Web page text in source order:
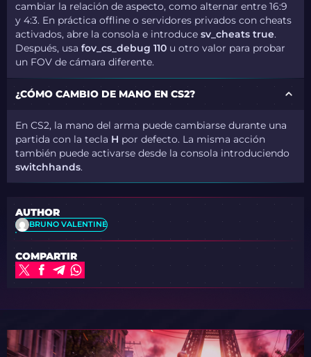
cambiar la relación de aspecto, como alternar entre 16:9
y 4:3. En práctica offline o servidores privados con cheats
activados, abre la consola e introducesv_cheats true.
Después, usafov_cs_debug 110 u otro valor para probar
un FOV de cámara diferente.
¿CÓMO CAMBIO DE MANO EN CS2?
En CS2, la mano del arma puede cambiarse durante una
partida con la tecla H por defecto. La misma acción
también puede activarse desde la consola introduciendo
switchhands.
AUTHOR
BRUNO VALENTINE
COMPARTIR